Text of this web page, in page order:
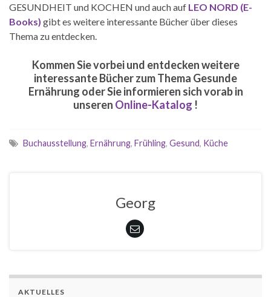
GESUNDHEIT und KOCHEN und auch auf LEO NORD (E-
Books) gibt es weitere interessante Bücher über dieses
Thema zu entdecken.
Kommen Sie vorbei und entdecken weitere
interessante Bücher zum Thema Gesunde
Ernährung oder Sie informieren sich vorab in
unseren Online-Katalog !
Buchausstellung, Ernährung, Frühling, Gesund, Küche
Georg
AKTUELLES